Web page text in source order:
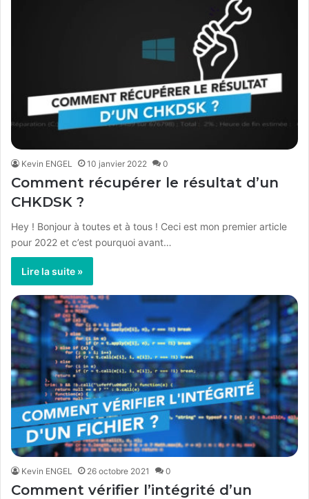
Kevin ENGEL 10 janvier 2022 0
Comment récupérer le résultat d’un
CHKDSK ?
Hey ! Bonjour à toutes et à tous ! Ceci est mon premier article
pour 2022 et c’est pourquoi avant…
Lire la suite »
Kevin ENGEL 26 octobre 2021 0
Comment vérifier l’intégrité d’un